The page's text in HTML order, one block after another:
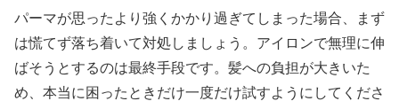
パーマが思ったより強くかかり過ぎてしまった場合、まず
は慌てず落ち着いて対処しましょう。アイロンで無理に伸
ばそうとするのは最終手段です。髪への負担が大きいた
め、本当に困ったときだけ一度だけ試すようにしてくださ